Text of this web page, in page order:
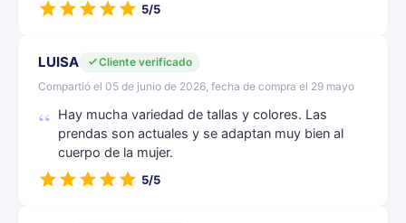
5/5
LUISA
Cliente verificado
Compartió el 05 de junio de 2026, fecha de compra el 29 mayo
Hay mucha variedad de tallas y colores. Las
prendas son actuales y se adaptan muy bien al
cuerpo de la mujer.
5/5